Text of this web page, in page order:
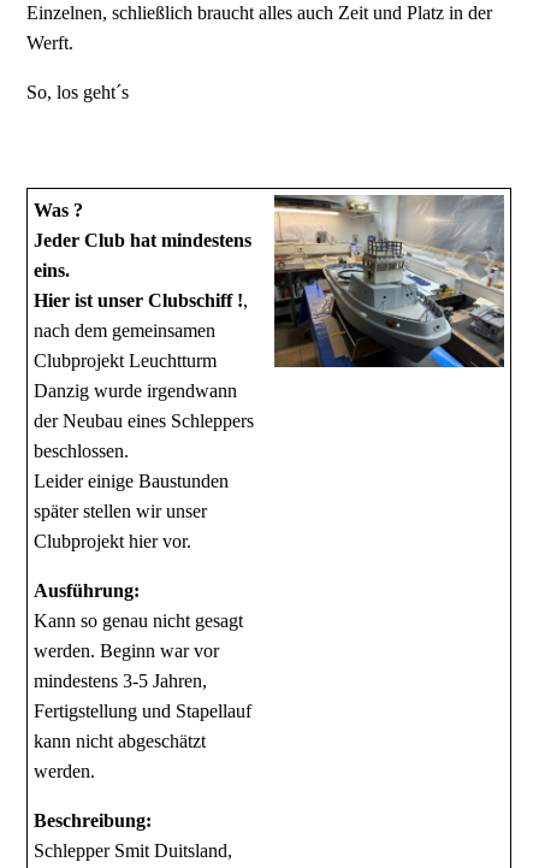
Einzelnen, schließlich braucht alles auch Zeit und Platz in der
Werft.
So, los geht´s
Was ?
Jeder Club hat mindestens
eins.
Hier ist unser Clubschiff !,
nach dem gemeinsamen
Clubprojekt Leuchtturm
Danzig wurde irgendwann
der Neubau eines Schleppers
beschlossen.
Leider einige Baustunden
später stellen wir unser
Clubprojekt hier vor.
Ausführung:
Kann so genau nicht gesagt
werden. Beginn war vor
mindestens 3-5 Jahren,
Fertigstellung und Stapellauf
kann nicht abgeschätzt
werden.
Beschreibung:
Schlepper Smit Duitsland,